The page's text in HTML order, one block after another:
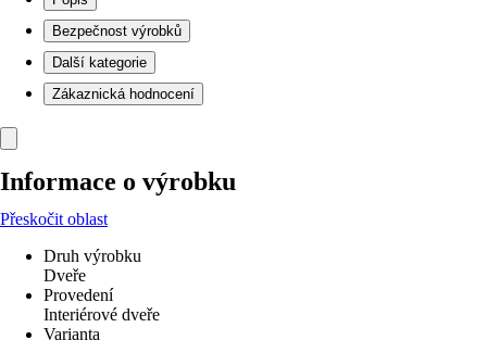
Bezpečnost výrobků
Další kategorie
Zákaznická hodnocení
Informace o výrobku
Přeskočit oblast
Druh výrobku
Dveře
Provedení
Interiérové dveře
Varianta